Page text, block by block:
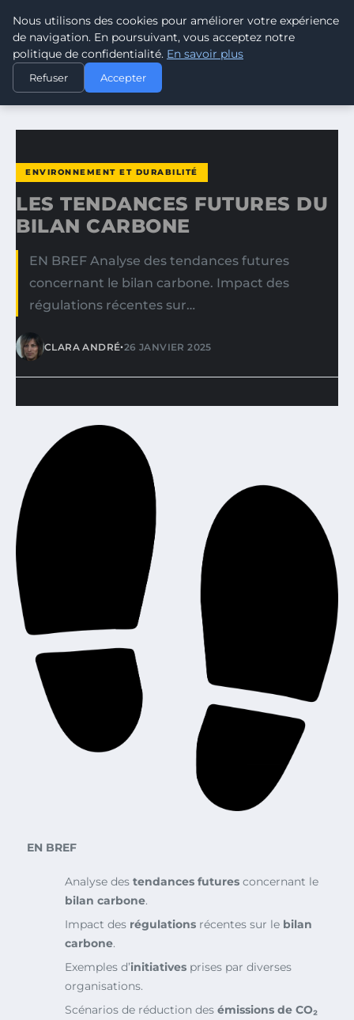
CLIMATE RESPONSE BLOG
ACCUEIL
ENVIRONNEMENT ET DURABILITÉ
LES TENDANCES FUTURES DU BILAN CARBONE
ENVIRONNEMENT ET DURABILITÉ
LES TENDANCES FUTURES DU
BILAN CARBONE
EN BREF Analyse des tendances futures
concernant le bilan carbone. Impact des
régulations récentes sur…
CLARA ANDRÉ•26 JANVIER 2025
EN BREF
Analyse des tendances futures concernant le
bilan carbone.
Impact des régulations récentes sur le bilan
carbone.
Exemples d’initiatives prises par diverses
organisations.
Scénarios de réduction des émissions de CO₂
Nous utilisons des cookies pour améliorer votre expérience
de navigation. En poursuivant, vous acceptez notre
politique de confidentialité. En savoir plus
Refuser Accepter